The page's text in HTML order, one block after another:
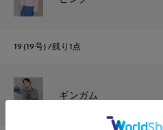
19(19号) 残り1点
ギンガム